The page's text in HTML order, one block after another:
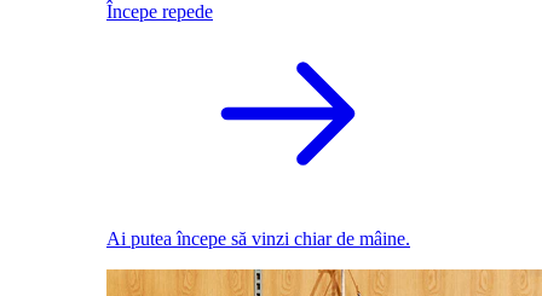
Începe repede
Ai putea începe să vinzi chiar de mâine.